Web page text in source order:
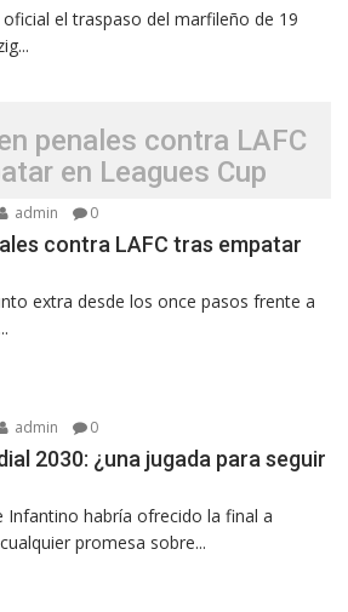
el traspaso del marfileño de 19
penales contra LAFC
en Leagues Cup
admin 0
contra LAFC tras empatar
extra desde los once pasos frente a
admin 0
2030: ¿una jugada para seguir
Infantino habría ofrecido la final a
promesa sobre...